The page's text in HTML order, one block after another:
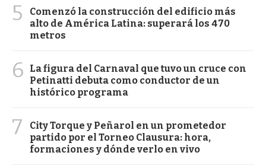
5
Comenzó la construcción del edificio más
alto de América Latina: superará los 470
metros
6
La figura del Carnaval que tuvo un cruce con
Petinatti debuta como conductor de un
histórico programa
7
City Torque y Peñarol en un prometedor
partido por el Torneo Clausura: hora,
formaciones y dónde verlo en vivo